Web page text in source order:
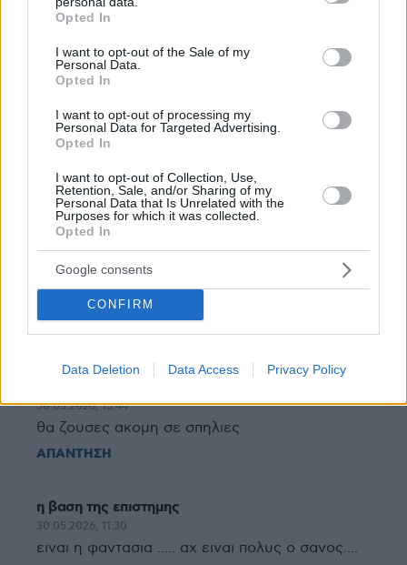
grant or deny consent to Google and its third-party tags to
use your data for below specified purposes in below Google
consent section.
Opted In
I want to opt-out of the Sale of my
Personal Data.
Opted In
I want to opt-out of processing my
Personal Data for Targeted Advertising.
Opted In
I want to opt-out of Collection, Use,
Retention, Sale, and/or Sharing of my
Personal Data that Is Unrelated with the
Purposes for which it was collected.
Opted In
Google consents
CONFIRM
Data Deletion Data Access Privacy Policy
😂😂😂😂 Είσαι ωραίος!
ΑΠΑΝΤΗΣΗ
30.05.2026, 13:13
από την ίδρυση του κόμματος του Τσίπρα
30.05.2026, 11:15
Κανείς δεν είπε ότι φαντασία έχουν μόνο οι
μυθιστοριογράφοι και οι σεναριογράφοι... Σήμερα
έχουν και οι επιστήμονες... Και μάλιστα πάνε να
ξεπεράσουν τους άλλους δύο...
30.05.2026, 13:44
θα ζουσες ακομη σε σπηλιες
ΑΠΑΝΤΗΣΗ
η βαση της επιστημης
30.05.2026, 11:30
ειναι η φαντασια ..... αχ ειναι πολυς ο σανος....